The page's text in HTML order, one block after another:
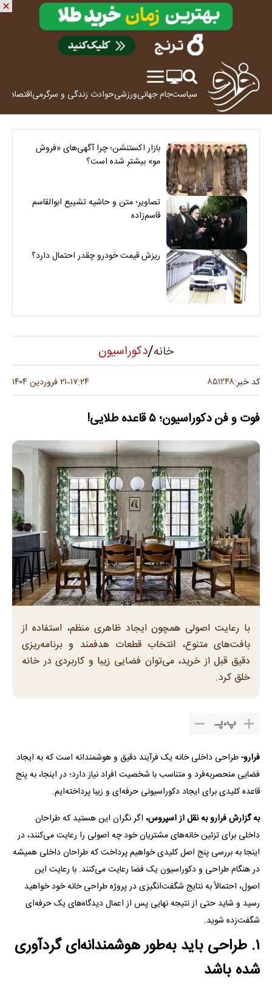
سیاستجام جهانیورزشیحوادث زندگی و سرگرمیاقتصاد
بازار اکستنشن؛ چرا آگهی‌های «فروش
مو» بیشتر شده است؟
تصاویر؛ متن و حاشیه تشییع ابوالقاسم
قاسم‌زاده
ریزش قیمت خودرو چقدر احتمال دارد؟
خانه/دکوراسیون
کد خبر:۸۵۱۲۴۸ ۱۷:۲۴-۲۱ فروردین ۱۴۰۴
فوت و فن دکوراسیون؛ ۵ قاعده‌ طلایی!
با رعایت اصولی همچون ایجاد ظاهری منظم، استفاده از
بافت‌های متنوع، انتخاب قطعات هدفمند و برنامه‌ریزی
دقیق قبل از خرید، می‌توان فضایی زیبا و کاربردی در خانه
خلق کرد.
پ،پـ
فرارو-طراحی داخلی خانه یک فرآیند دقیق و هوشمندانه است که به ایجاد
فضایی منحصر‌به‌فرد و متناسب با شخصیت افراد نیاز دارد؛ در اینجا، به پنج
قاعده کلیدی برای ایجاد دکوراسیونی حرفه‌ای و زیبا پرداخته‌ایم.
به گزارش فرارو به نقل از اسپروس، اگر نگران این هستید که طراحان
داخلی برای تزئین خانه‌های مشتریان خود چه اصولی را رعایت می‌کنند، در
اینجا به بررسی پنج اصل کلیدی خواهیم پرداخت که طراحان داخلی همیشه
در هنگام طراحی و دکوراسیون یک فضا رعایت می‌کنند. با رعایت این
اصول، احتمالاً به نتایج شگفت‌انگیزی در پروژه طراحی خانه خود خواهید
رسید و شاید حتی از نتیجه نهایی پس از اعمال دیدگاه‌های یک حرفه‌ای
شگفت‌زده شوید.
۱. طراحی باید به‌طور هوشمندانه‌ای گردآوری
شده باشد